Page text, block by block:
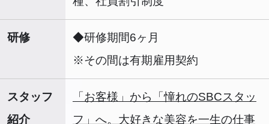
研修
◆研修期間6ヶ月
※その間は有期雇用契約
スタッフ
紹介
「お客様」から「憧れのSBCスタッ
フ」へ。大好きな美容を一生の仕事